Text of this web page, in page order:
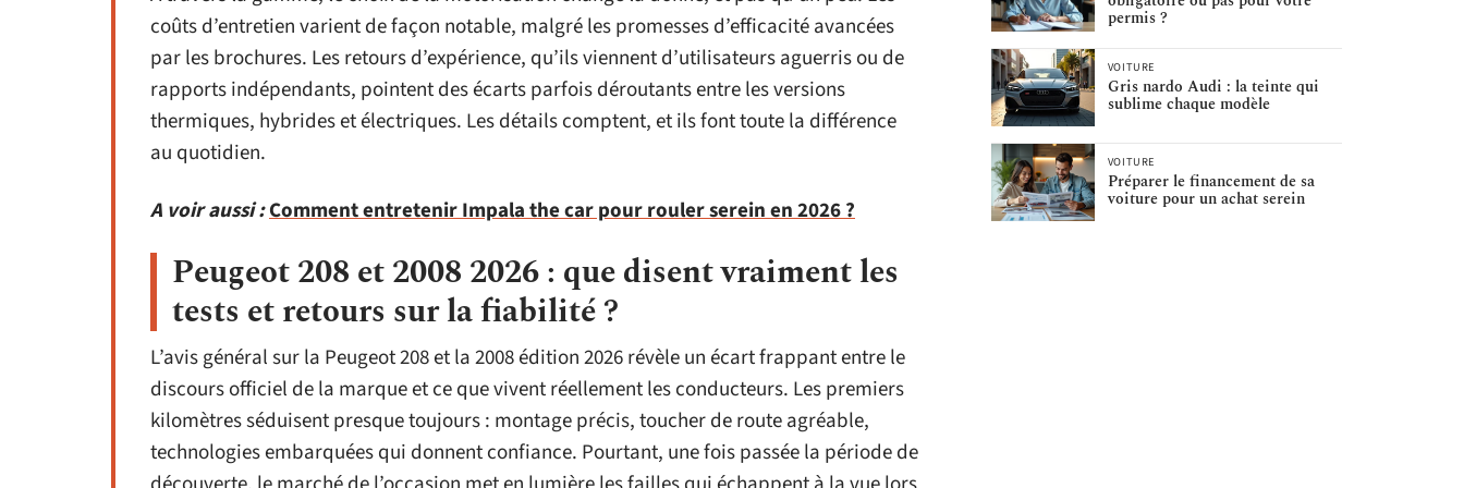
coûts d’entretien varient de façon notable, malgré les promesses d’efficacité avancées
par les brochures. Les retours d’expérience, qu’ils viennent d’utilisateurs aguerris ou de
rapports indépendants, pointent des écarts parfois déroutants entre les versions
thermiques, hybrides et électriques. Les détails comptent, et ils font toute la différence
au quotidien.
A voir aussi :Comment entretenir Impala the car pour rouler serein en 2026 ?
Peugeot 208 et 2008 2026 : que disent vraiment les
tests et retours sur la fiabilité ?
L’avis général sur la Peugeot 208 et la 2008 édition 2026 révèle un écart frappant entre le
discours officiel de la marque et ce que vivent réellement les conducteurs. Les premiers
kilomètres séduisent presque toujours : montage précis, toucher de route agréable,
technologies embarquées qui donnent confiance. Pourtant, une fois passée la période de
permis ?
VOITURE
Gris nardo Audi : la teinte qui
sublime chaque modèle
VOITURE
Préparer le financement de sa
voiture pour un achat serein